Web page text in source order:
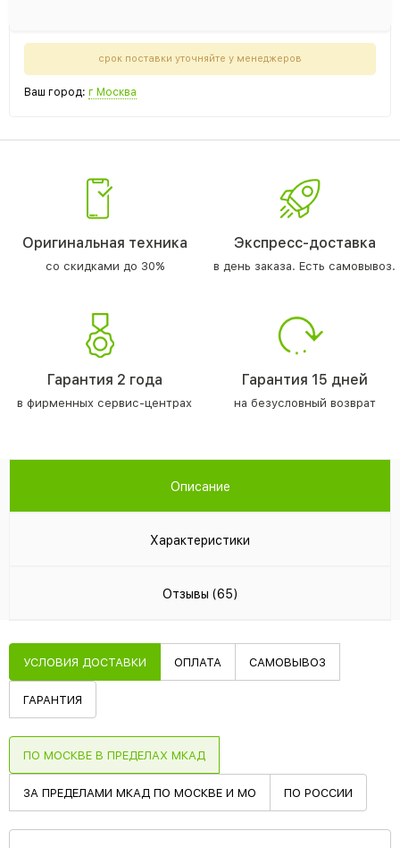
срок поставки уточняйте у менеджеров
Ваш город: г Москва
Оригинальная техника
со скидками до 30%
Экспресс-доставка
в день заказа. Есть самовывоз.
Гарантия 2 года
в фирменных сервис-центрах
Гарантия 15 дней
на безусловный возврат
Описание
Характеристики
Отзывы (65)
УСЛОВИЯ ДОСТАВКИ ОПЛАТА САМОВЫВОЗ
ГАРАНТИЯ
ПО МОСКВЕ В ПРЕДЕЛАХ МКАД
ЗА ПРЕДЕЛАМИ МКАД ПО МОСКВЕ И МО ПО РОССИИ